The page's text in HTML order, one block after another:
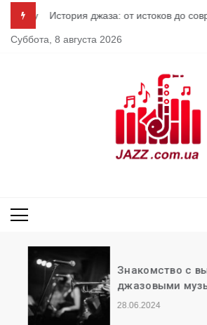
содержимому
История джаза: от истоков до
Суббота, 8 августа 2026
Знакомство с
джазовыми
28.06.2024